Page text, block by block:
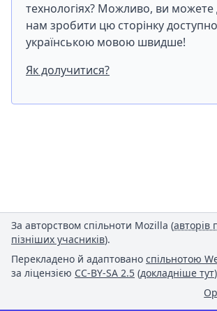
технологіях? Можливо, ви
нам зробити цю сторінку
українською мовою швидше!
Як долучитися?
За авторством спільноти Mozilla (авторів
пізніших учасників).
Перекладено й адаптовано спільнотою
за ліцензією CC-BY-SA 2.5 (докладніше тут